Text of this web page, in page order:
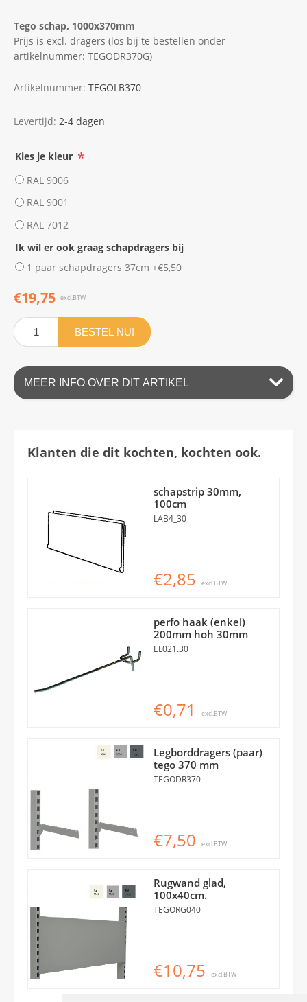
Tego schap, 1000x370mm
Prijs is excl. dragers (los bij te bestellen onder
artikelnummer: TEGODR370G)
Artikelnummer: TEGOLB370
Levertijd: 2-4 dagen
Kies je kleur *
RAL 9006
RAL 9001
RAL 7012
Ik wil er ook graag schapdragers bij
1 paar schapdragers 37cm +€5,50
€19,75 excl.BTW
BESTEL NU!
MEER INFO OVER DIT ARTIKEL
Klanten die dit kochten, kochten ook.
schapstrip 30mm,
100cm
LAB4_30
€2,85 excl.BTW
perfo haak (enkel)
200mm hoh 30mm
EL021.30
€0,71 excl.BTW
Legborddragers (paar)
tego 370 mm
TEGODR370
€7,50 excl.BTW
Rugwand glad,
100x40cm.
TEGORG040
€10,75 excl.BTW